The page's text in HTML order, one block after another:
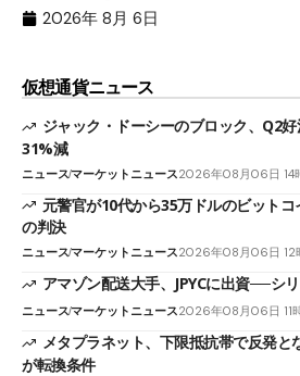
2026年 8月 6日
仮想通貨ニュース
ジャック・ドーシーのブロック、Q2
31%減
ニュースマーケットニュース2026年08月06日 14
元警官が10代から35万ドルのビット
の判決
ニュースマーケットニュース2026年08月06日 12
アマゾン配送大手、JPYCに出資──シ
ニュースマーケットニュース2026年08月06日 11
メタプラネット、下限抵抗帯で反発
が転換条件